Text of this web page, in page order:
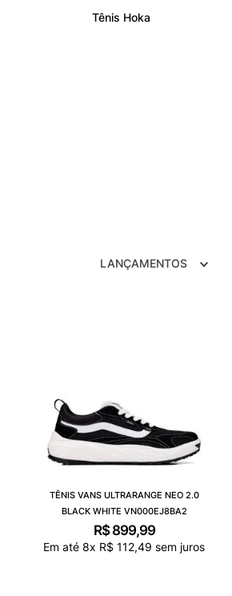
Tênis Hoka
LANÇAMENTOS
TÊNIS VANS ULTRARANGE NEO 2.0
BLACK WHITE VN000EJ8BA2
R$ 899,99
Em até8x R$ 112,49 sem juros